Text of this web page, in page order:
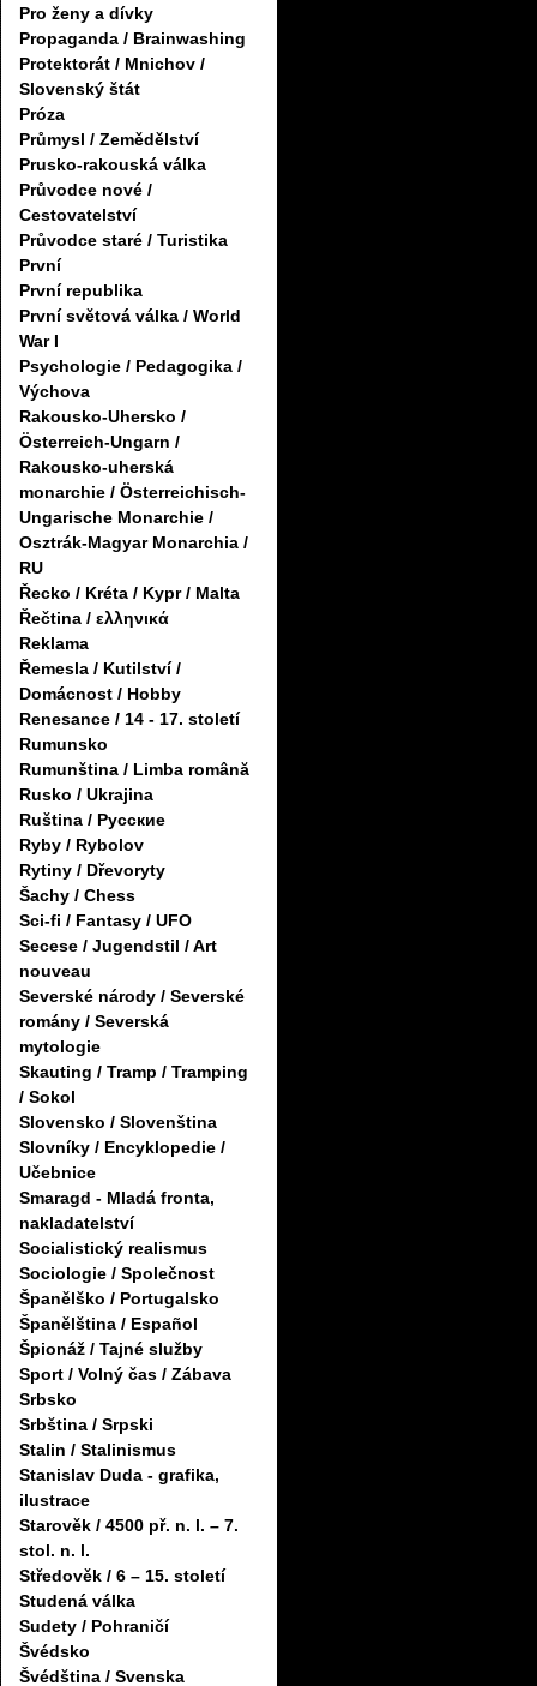
Pro ženy a dívky
Propaganda / Brainwashing
Protektorát / Mnichov /
Slovenský štát
Próza
Průmysl / Zemědělství
Prusko-rakouská válka
Průvodce nové /
Cestovatelství
Průvodce staré / Turistika
První
První republika
První světová válka / World
War I
Psychologie / Pedagogika /
Výchova
Rakousko-Uhersko /
Österreich-Ungarn /
Rakousko-uherská
monarchie / Österreichisch-
Ungarische Monarchie /
Osztrák-Magyar Monarchia /
RU
Řecko / Kréta / Kypr / Malta
Řečtina / ελληνικά
Reklama
Řemesla / Kutilství /
Domácnost / Hobby
Renesance / 14 - 17. století
Rumunsko
Rumunština / Limba română
Rusko / Ukrajina
Ruština / Русские
Ryby / Rybolov
Rytiny / Dřevoryty
Šachy / Chess
Sci-fi / Fantasy / UFO
Secese / Jugendstil / Art
nouveau
Severské národy / Severské
romány / Severská
mytologie
Skauting / Tramp / Tramping
/ Sokol
Slovensko / Slovenština
Slovníky / Encyklopedie /
Učebnice
Smaragd - Mladá fronta,
nakladatelství
Socialistický realismus
Sociologie / Společnost
Španělško / Portugalsko
Španělština / Español
Špionáž / Tajné služby
Sport / Volný čas / Zábava
Srbsko
Srbština / Srpski
Stalin / Stalinismus
Stanislav Duda - grafika,
ilustrace
Starověk / 4500 př. n. l. – 7.
stol. n. l.
Středověk / 6 – 15. století
Studená válka
Sudety / Pohraničí
Švédsko
Švédština / Svenska